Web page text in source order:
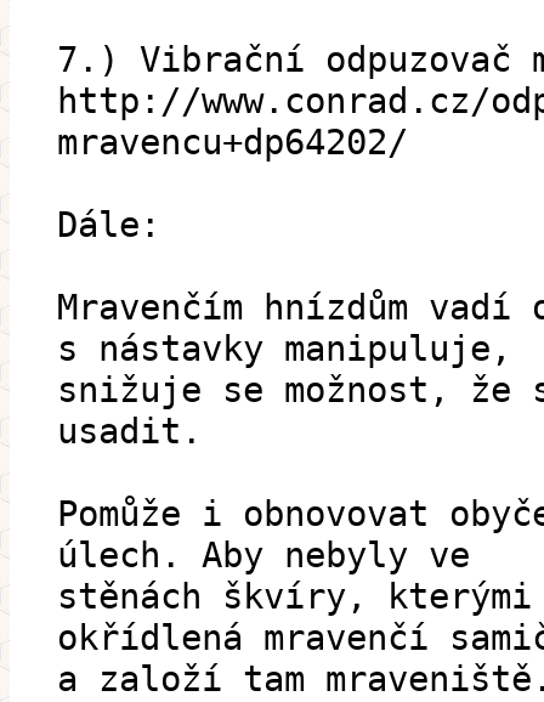
7.) Vibrační odpuzovač
http://www.conrad.cz/
mravencu+dp64202/
Dále:
Mravenčím hnízdům
s nástavky manipuluje,
snižuje se možnost,
usadit.
Pomůže i obnovovat
úlech. Aby nebyly ve
stěnách škvíry,
okřídlená mravenčí
a založí tam